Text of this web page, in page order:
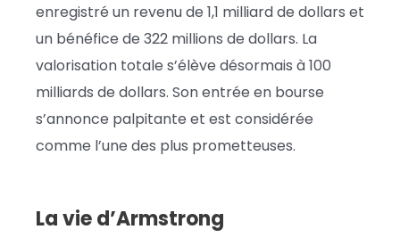
enregistré un revenu de 1,1 milliard de dollars et
un bénéfice de 322 millions de dollars. La
valorisation totale s’élève désormais à 100
milliards de dollars. Son entrée en bourse
s’annonce palpitante et est considérée
comme l’une des plus prometteuses.
La vie d’Armstrong